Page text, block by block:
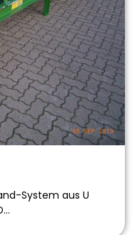
System aus U